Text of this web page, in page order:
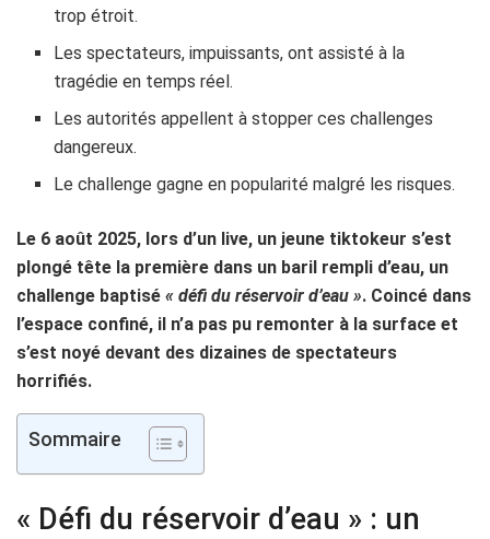
trop étroit.
Les spectateurs, impuissants, ont assisté à la
tragédie en temps réel.
Les autorités appellent à stopper ces challenges
dangereux.
Le challenge gagne en popularité malgré les risques.
Le 6 août 2025, lors d’un live, un jeune tiktokeur s’est
plongé tête la première dans un baril rempli d’eau, un
challenge baptisé « défi du réservoir d’eau ». Coincé dans
l’espace confiné, il n’a pas pu remonter à la surface et
s’est noyé devant des dizaines de spectateurs
horrifiés.
Sommaire
« Défi du réservoir d’eau » : un